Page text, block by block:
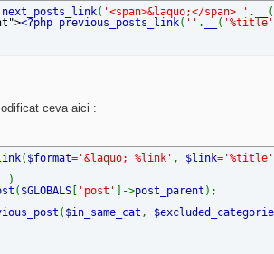
next_posts_link( '<span>&laquo;</span> ' . (
<?php previous_posts_link( '' . ( '%title'
ceva aici :
( $format= '&laquo; %link' , $link= '%title'
)
( $GLOBALS 'post' ]->post_parent );
( $in_same_cat ,